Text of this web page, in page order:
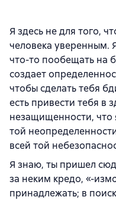
Я здесь не для того,
человека уверенным.
что-то пообещать на
создает
чтобы сделать тебя
есть привести тебя в
незащищенности, что
той
всей той
Я знаю, ты пришел
за неким кредо, «-
принадлежать; в